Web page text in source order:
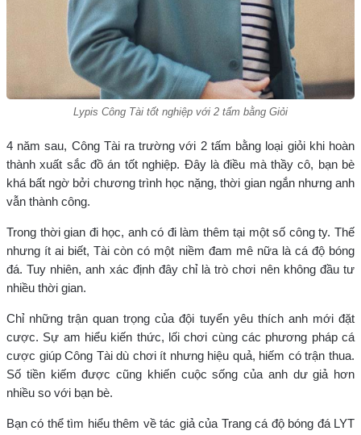
Lypis Công Tài tốt nghiệp với 2 tấm bằng Giỏi
4 năm sau, Công Tài ra trường với 2 tấm bằng loại giỏi khi hoàn
thành xuất sắc đồ án tốt nghiệp. Đây là điều mà thầy cô, bạn bè
khá bất ngờ bởi chương trình học nặng, thời gian ngắn nhưng anh
vẫn thành công.
Trong thời gian đi học, anh có đi làm thêm tại một số công ty. Thế
nhưng ít ai biết, Tài còn có một niềm đam mê nữa là cá độ bóng
đá. Tuy nhiên, anh xác định đây chỉ là trò chơi nên không đầu tư
nhiều thời gian.
Chỉ những trận quan trọng của đội tuyển yêu thích anh mới đặt
cược. Sự am hiểu kiến thức, lối chơi cùng các phương pháp cá
cược giúp Công Tài dù chơi ít nhưng hiệu quả, hiếm có trận thua.
Số tiền kiếm được cũng khiến cuộc sống của anh dư giả hơn
nhiều so với bạn bè.
Bạn có thể tìm hiểu thêm về tác giả của Trang cá độ bóng đá LYT